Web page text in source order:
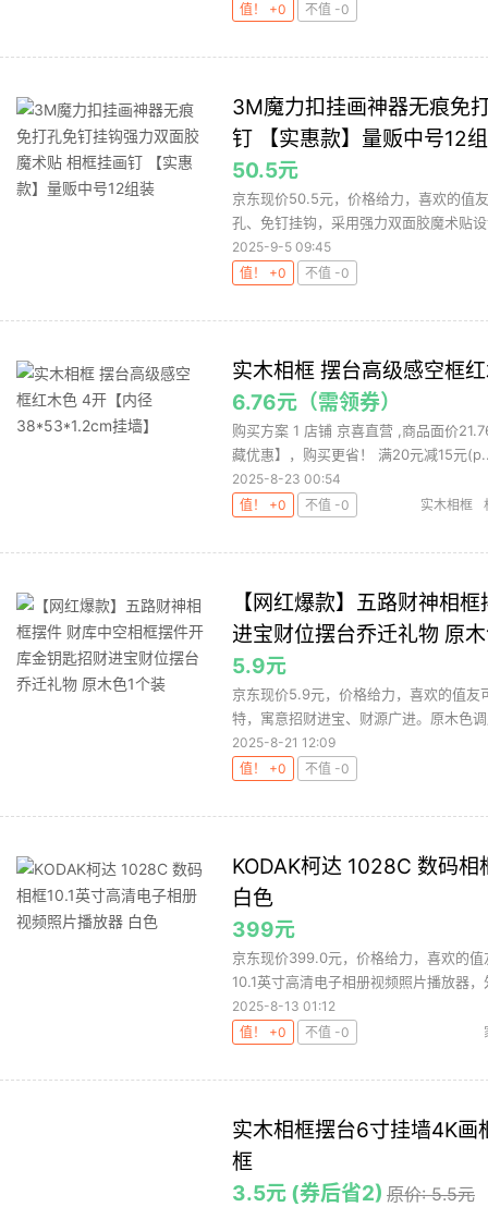
值！ +0
不值 -0
3M魔力扣挂画神器无痕免
钉 【实惠款】量贩中号12
50.5元
京东现价50.5元，价格给力，喜欢的值
孔、免钉挂钩，采用强力双面胶魔术贴
2025-9-5 09:45
值！ +0
不值 -0
实木相框 摆台高级感空框
6.76元（需领券）
购买方案 1 店铺 京喜直营 ,商品面价
藏优惠】，购买更省！ 满20元减15元
2025-8-23 00:54
值！ +0
不值 -0 实木相框
【网红爆款】五路财神相
进宝财位摆台乔迁礼物 原
5.9元
京东现价5.9元，价格给力，喜欢的值
特，寓意招财进宝、财源广进。原木色
2025-8-21 12:09
值！ +0
不值 -0
KODAK柯达 1028C 数码
白色
399元
京东现价399.0元，价格给力，喜欢的
10.1英寸高清电子相册视频照片播放器
2025-8-13 01:12
值！ +0
不值 -0
实木相框摆台6寸挂墙4K
框
3.5元 (券后省2) 原价: 5.5元